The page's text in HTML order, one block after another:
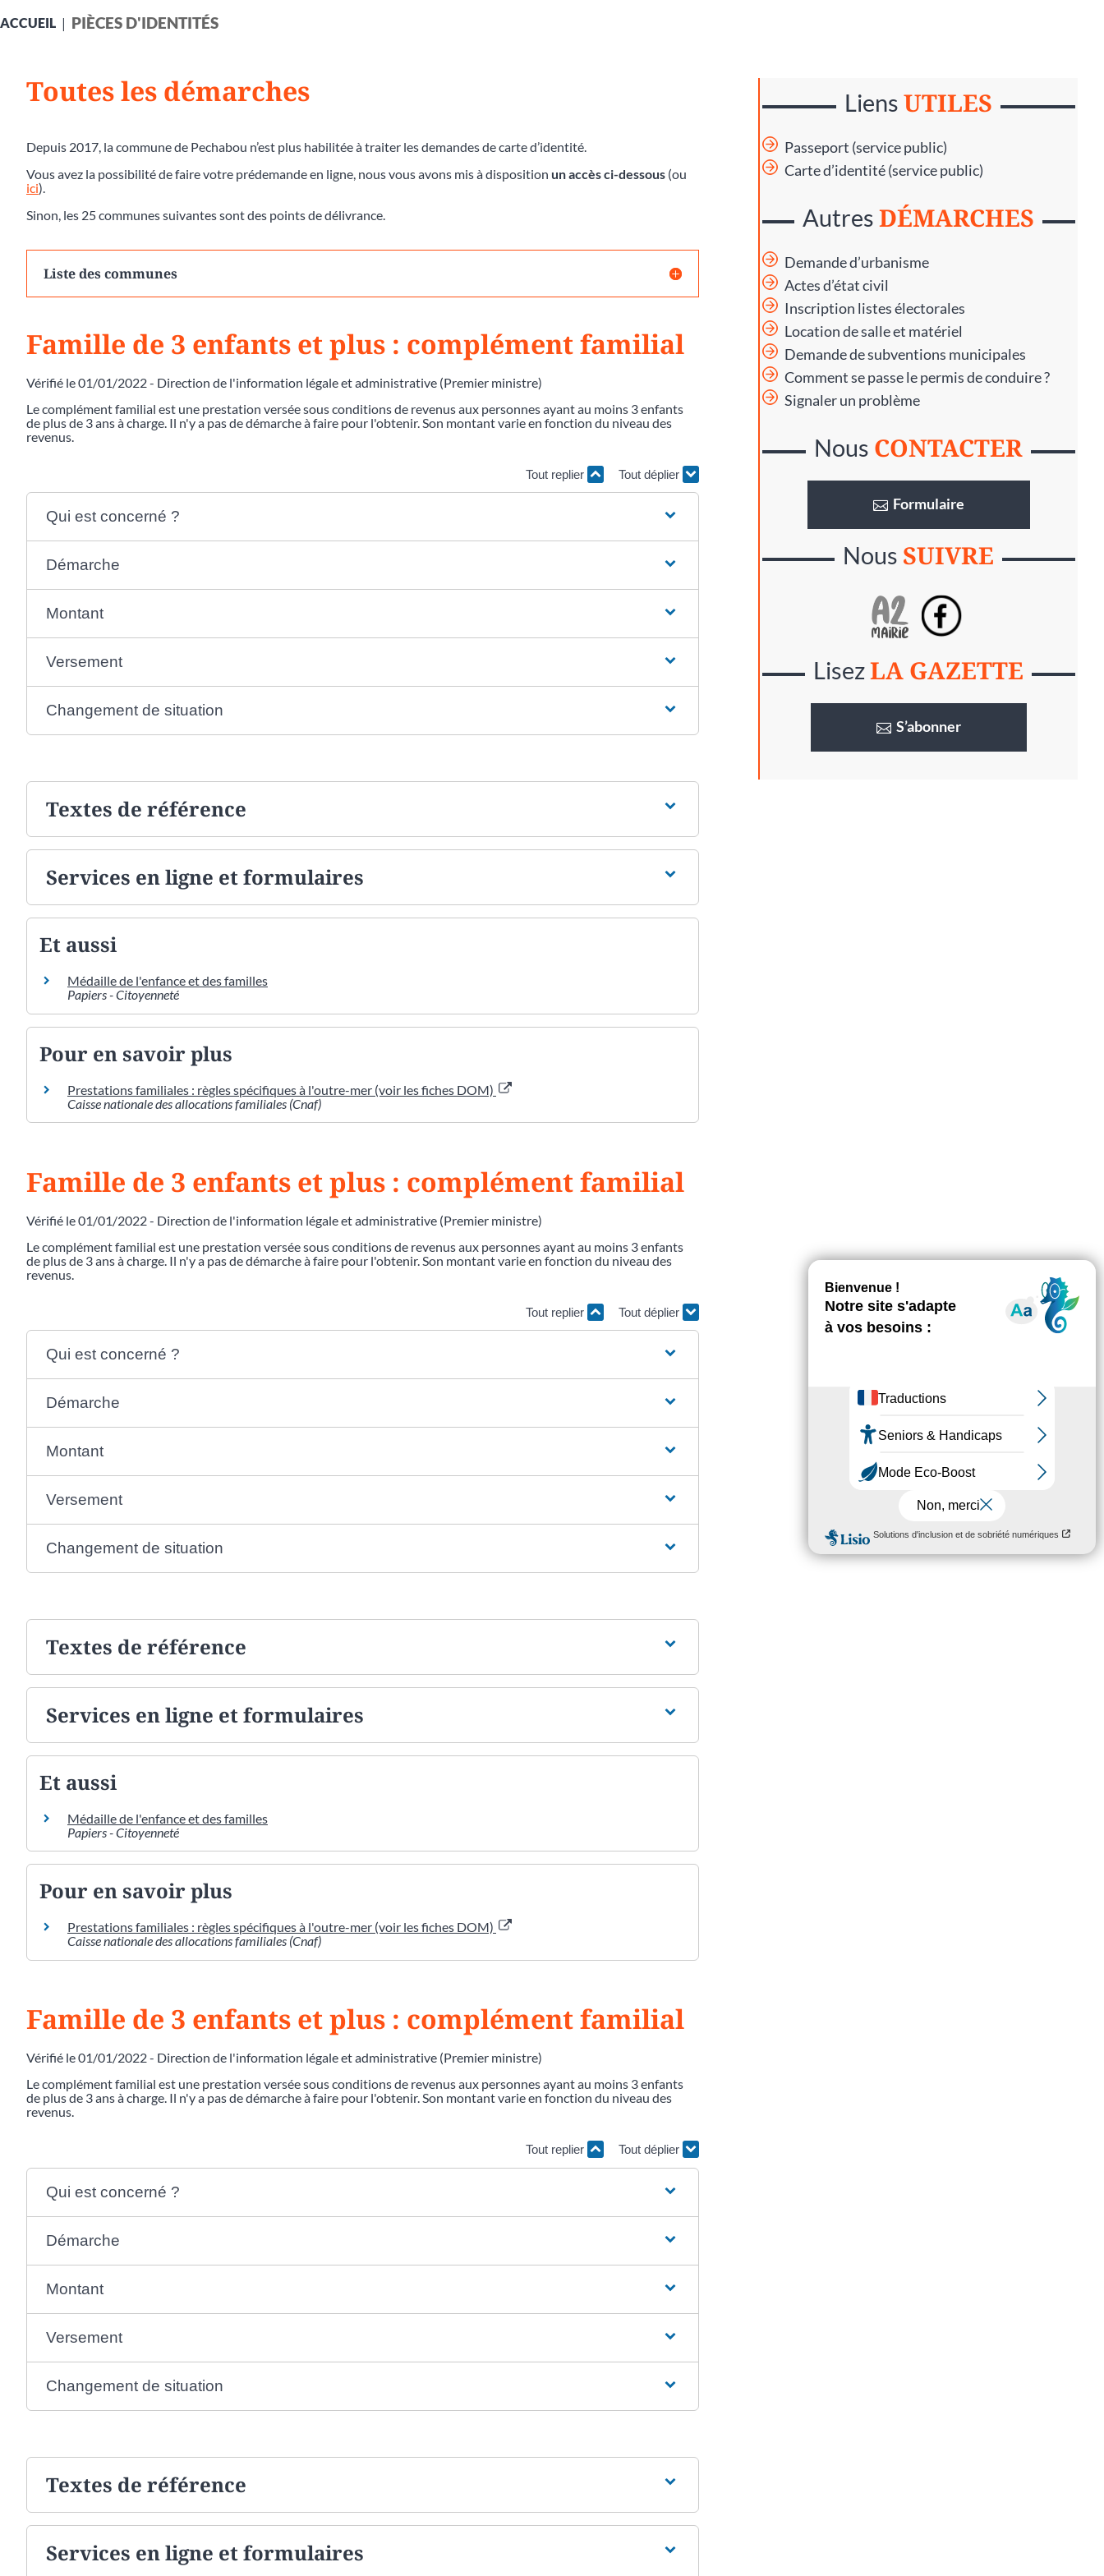
ACCUEIL PIÈCES D'IDENTITÉS
Toutes les démarches
Depuis 2017, la commune de Pechabou n’est plus habilitée à traiter les demandes de carte d’identité.
Vous avez la possibilité de faire votre prédemande en ligne, nous vous avons mis à disposition un accès ci-dessous (ou
ici).
Sinon, les 25 communes suivantes sont des points de délivrance.
Liste des communes
Famille de 3 enfants et plus : complément familial
Vérifié le 01/01/2022 - Direction de l'information légale et administrative (Premier ministre)
Le complément familial est une prestation versée sous conditions de revenus aux personnes ayant au moins 3 enfants
de plus de 3 ans à charge. Il n'y a pas de démarche à faire pour l'obtenir. Son montant varie en fonction du niveau des
revenus.
Tout replier Tout déplier
Qui est concerné ?
Démarche
Montant
Versement
Changement de situation
Textes de référence
Services en ligne et formulaires
Et aussi
Médaille de l'enfance et des familles
Papiers - Citoyenneté
Pour en savoir plus
Prestations familiales : règles spécifiques à l'outre-mer (voir les fiches DOM)
Caisse nationale des allocations familiales (Cnaf)
Famille de 3 enfants et plus : complément familial
Vérifié le 01/01/2022 - Direction de l'information légale et administrative (Premier ministre)
Le complément familial est une prestation versée sous conditions de revenus aux personnes ayant au moins 3 enfants
de plus de 3 ans à charge. Il n'y a pas de démarche à faire pour l'obtenir. Son montant varie en fonction du niveau des
revenus.
Tout replier Tout déplier
Qui est concerné ?
Démarche
Montant
Versement
Changement de situation
Textes de référence
Services en ligne et formulaires
Et aussi
Médaille de l'enfance et des familles
Papiers - Citoyenneté
Pour en savoir plus
Prestations familiales : règles spécifiques à l'outre-mer (voir les fiches DOM)
Caisse nationale des allocations familiales (Cnaf)
Famille de 3 enfants et plus : complément familial
Vérifié le 01/01/2022 - Direction de l'information légale et administrative (Premier ministre)
Le complément familial est une prestation versée sous conditions de revenus aux personnes ayant au moins 3 enfants
de plus de 3 ans à charge. Il n'y a pas de démarche à faire pour l'obtenir. Son montant varie en fonction du niveau des
revenus.
Tout replier Tout déplier
Qui est concerné ?
Démarche
Montant
Versement
Changement de situation
Textes de référence
Services en ligne et formulaires
LiensUTILES
Passeport (service public)
Carte d’identité (service public)
AutresDÉMARCHES
Demande d’urbanisme
Actes d’état civil
Inscription listes électorales
Location de salle et matériel
Demande de subventions municipales
Comment se passe le permis de conduire ?
Signaler un problème
Nous CONTACTER
Formulaire
Nous SUIVRE
LisezLA GAZETTE
S’abonner